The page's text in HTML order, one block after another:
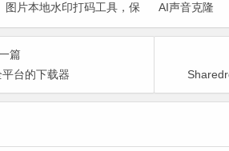
图片本地水印打码工具，保
护好自己的隐私
AI声音克隆
篇
台的下载器